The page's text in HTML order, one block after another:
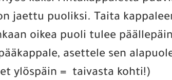
jaettu puoliksi. Taita
oikea puoli tulee
asettele sen
ylöspäin = taivasta kohti!)